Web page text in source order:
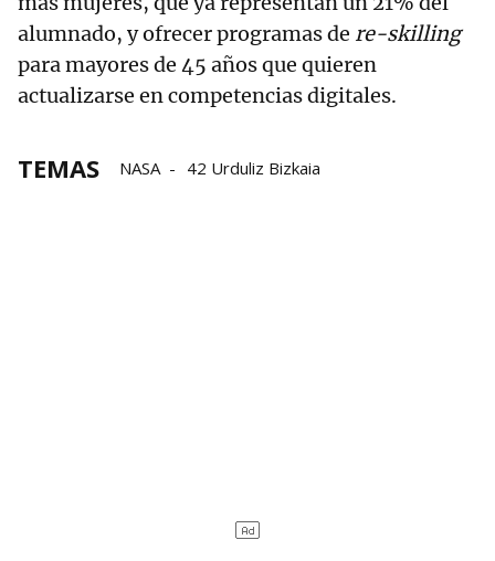
alumnado, y ofrecer programas de re-skilling
para mayores de 45 años que quieren
actualizarse en competencias digitales.
TEMAS NASA 42 Urduliz Bizkaia